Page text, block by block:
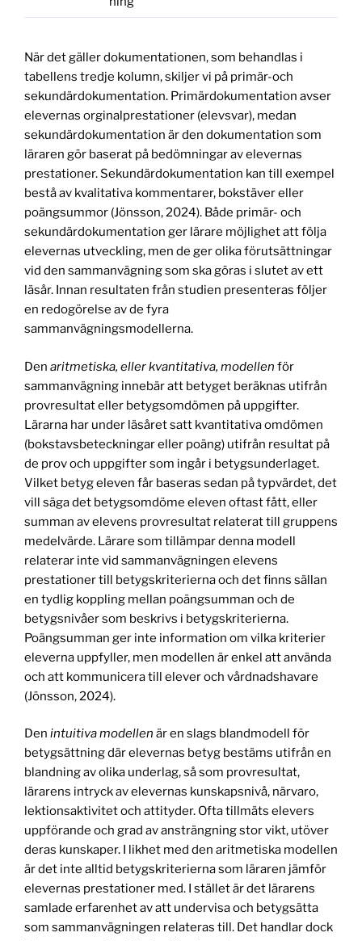
När det gäller dokumentationen, som behandlas i
tabellens tredje kolumn, skiljer vi på primär-och
sekundärdokumentation. Primärdokumentation avser
elevernas orginalprestationer (elevsvar), medan
sekundärdokumentation är den dokumentation som
läraren gör baserat på bedömningar av elevernas
prestationer. Sekundärdokumentation kan till exempel
bestå av kvalitativa kommentarer, bokstäver eller
poängsummor (Jönsson, 2024). Både primär- och
sekundärdokumentation ger lärare möjlighet att följa
elevernas utveckling, men de ger olika förutsättningar
vid den sammanvägning som ska göras i slutet av ett
läsår. Innan resultaten från studien presenteras följer
en redogörelse av de fyra
sammanvägningsmodellerna.
Den aritmetiska, eller kvantitativa, modellen för
sammanvägning innebär att betyget beräknas utifrån
provresultat eller betygsomdömen på uppgifter.
Lärarna har under läsåret satt kvantitativa omdömen
(bokstavsbeteckningar eller poäng) utifrån resultat på
de prov och uppgifter som ingår i betygsunderlaget.
Vilket betyg eleven får baseras sedan på typvärdet, det
vill säga det betygsomdöme eleven oftast fått, eller
summan av elevens provresultat relaterat till gruppens
medelvärde. Lärare som tillämpar denna modell
relaterar inte vid sammanvägningen elevens
prestationer till betygskriterierna och det finns sällan
en tydlig koppling mellan poängsumman och de
betygsnivåer som beskrivs i betygskriterierna.
Poängsumman ger inte information om vilka kriterier
eleverna uppfyller, men modellen är enkel att använda
och att kommunicera till elever och vårdnadshavare
(Jönsson, 2024).
Den intuitiva modellen är en slags blandmodell för
betygsättning där elevernas betyg bestäms utifrån en
blandning av olika underlag, så som provresultat,
lärarens intryck av elevernas kunskapsnivå, närvaro,
lektionsaktivitet och attityder. Ofta tillmäts elevers
uppförande och grad av ansträngning stor vikt, utöver
deras kunskaper. I likhet med den aritmetiska modellen
är det inte alltid betygskriterierna som läraren jämför
elevernas prestationer med. I stället är det lärarens
samlade erfarenhet av att undervisa och betygsätta
som sammanvägningen relateras till. Det handlar dock